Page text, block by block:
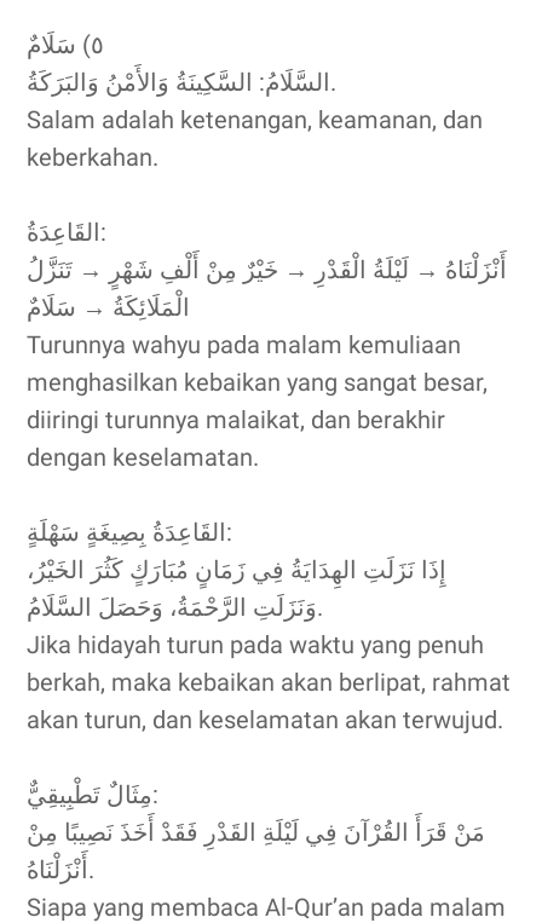
٥) سَلَامٌ
السَّلَامُ: السَّكِينَةُ وَالأَمْنُ وَالبَرَكَةُ.
Salam adalah ketenangan, keamanan, dan
keberkahan.
القَاعِدَةُ:
أَنْزَلْنَاهُ → لَيْلَةُ الْقَدْرِ → خَيْرٌ مِنْ أَلْفِ شَهْرٍ → تَنَزَّلُ
الْمَلَائِكَةُ → سَلَامٌ
Turunnya wahyu pada malam kemuliaan
menghasilkan kebaikan yang sangat besar,
diiringi turunnya malaikat, dan berakhir
dengan keselamatan.
القَاعِدَةُ بِصِيغَةٍ سَهْلَةٍ:
إِذَا نَزَلَتِ الهِدَايَةُ فِي زَمَانٍ مُبَارَكٍ كَثُرَ الخَيْرُ،
وَنَزَلَتِ الرَّحْمَةُ، وَحَصَلَ السَّلَامُ.
Jika hidayah turun pada waktu yang penuh
berkah, maka kebaikan akan berlipat, rahmat
akan turun, dan keselamatan akan terwujud.
مِثَالٌ تَطْبِيقِيٌّ:
مَنْ قَرَأَ القُرْآنَ فِي لَيْلَةِ القَدْرِ فَقَدْ أَخَذَ نَصِيبًا مِنْ
أَنْزَلْنَاهُ.
Siapa yang membaca Al-Qur’an pada malam